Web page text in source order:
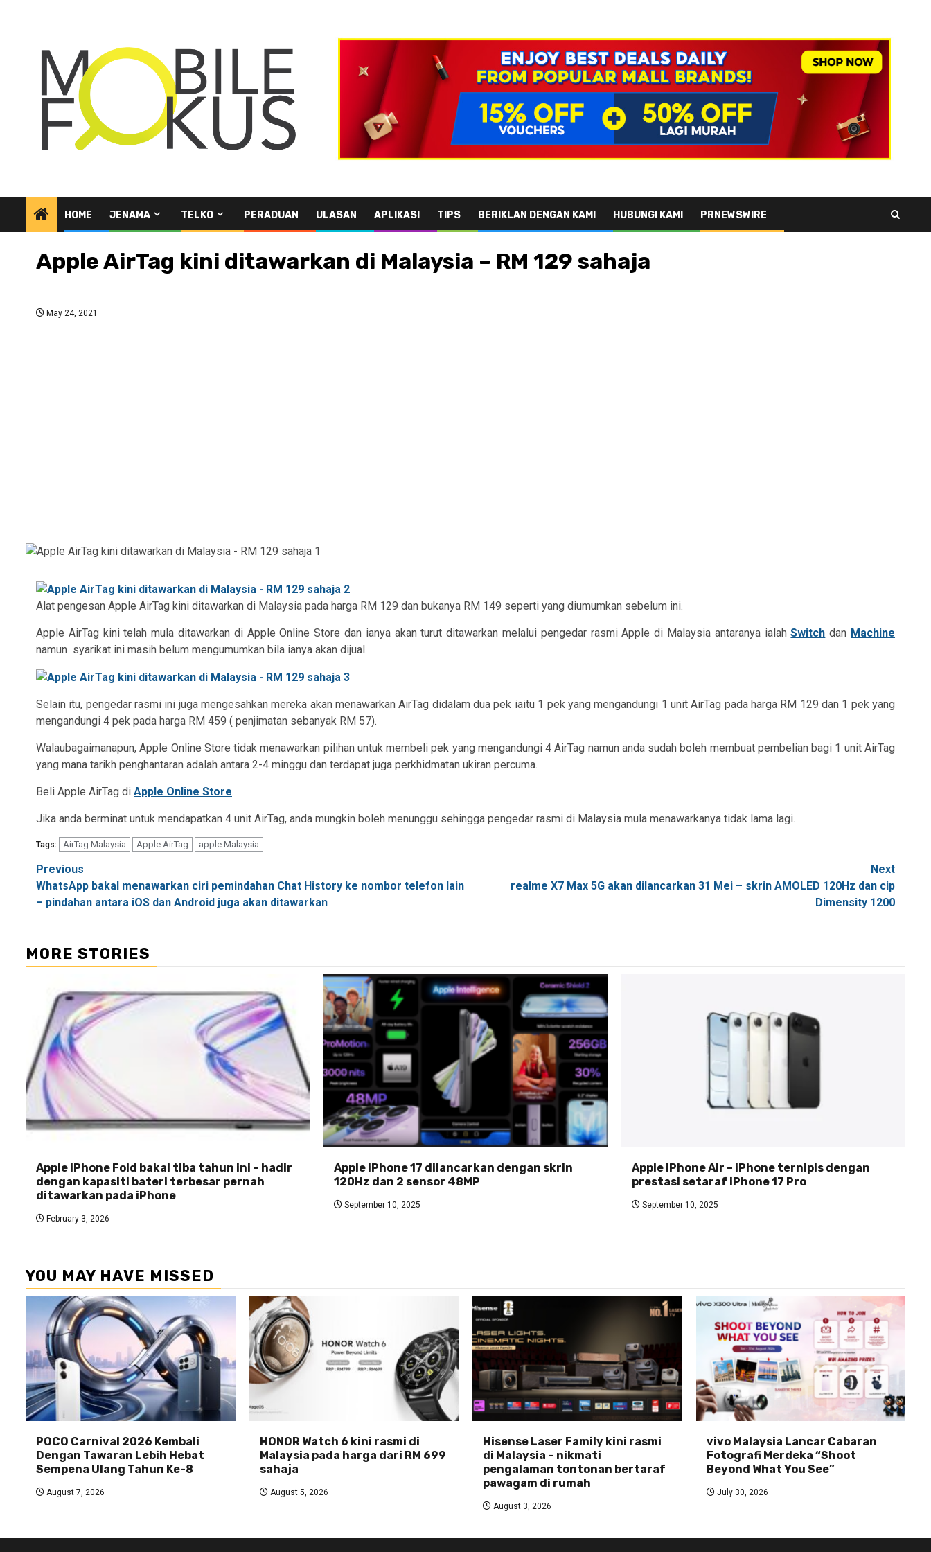
HOME JENAMA TELKO PERADUAN ULASAN APLIKASI TIPS BERIKLAN DENGAN KAMI HUBUNGI KAMI PRNEWSWIRE
Apple AirTag kini ditawarkan di Malaysia – RM 129 sahaja
May 24, 2021
Alat pengesan Apple AirTag kini ditawarkan di Malaysia pada harga RM 129 dan bukanya RM 149 seperti yang diumumkan sebelum ini.
Apple AirTag kini telah mula ditawarkan di Apple Online Store dan ianya akan turut ditawarkan melalui pengedar rasmi Apple di Malaysia antaranya ialahSwitch dan Machine
namun syarikat ini masih belum mengumumkan bila ianya akan dijual.
Selain itu, pengedar rasmi ini juga mengesahkan mereka akan menawarkan AirTag didalam dua pek iaitu 1 pek yang mengandungi 1 unit AirTag pada harga RM 129 dan 1 pek yang
mengandungi 4 pek pada harga RM 459 ( penjimatan sebanyak RM 57).
Walaubagaimanapun, Apple Online Store tidak menawarkan pilihan untuk membeli pek yang mengandungi 4 AirTag namun anda sudah boleh membuat pembelian bagi 1 unit AirTag
yang mana tarikh penghantaran adalah antara 2-4 minggu dan terdapat juga perkhidmatan ukiran percuma.
Beli Apple AirTag di Apple Online Store.
Jika anda berminat untuk mendapatkan 4 unit AirTag, anda mungkin boleh menunggu sehingga pengedar rasmi di Malaysia mula menawarkanya tidak lama lagi.
Tags: AirTag Malaysia Apple AirTag apple Malaysia
Post
navigation
Previous
WhatsApp bakal menawarkan ciri pemindahan Chat History ke nombor telefon lain
– pindahan antara iOS dan Android juga akan ditawarkan
Next
realme X7 Max 5G akan dilancarkan 31 Mei – skrin AMOLED 120Hz dan cip
Dimensity 1200
MORE STORIES
Apple iPhone Fold bakal tiba tahun ini – hadir
dengan kapasiti bateri terbesar pernah
ditawarkan pada iPhone
February 3, 2026
Apple iPhone 17 dilancarkan dengan skrin
120Hz dan 2 sensor 48MP
September 10, 2025
Apple iPhone Air – iPhone ternipis dengan
prestasi setaraf iPhone 17 Pro
September 10, 2025
YOU MAY HAVE MISSED
POCO Carnival 2026 Kembali
Dengan Tawaran Lebih Hebat
Sempena Ulang Tahun Ke-8
August 7, 2026
HONOR Watch 6 kini rasmi di
Malaysia pada harga dari RM 699
sahaja
August 5, 2026
Hisense Laser Family kini rasmi
di Malaysia – nikmati
pengalaman tontonan bertaraf
pawagam di rumah
August 3, 2026
vivo Malaysia Lancar Cabaran
Fotografi Merdeka “Shoot
Beyond What You See”
July 30, 2026